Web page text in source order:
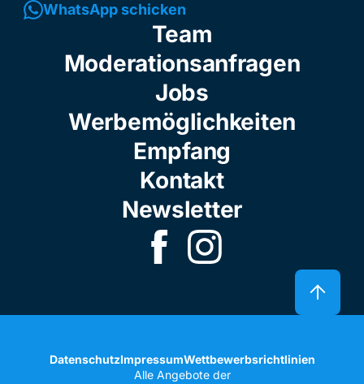
WhatsApp schicken
Team
Moderationsanfragen
Jobs
Werbemöglichkeiten
Empfang
Kontakt
Newsletter
DatenschutzImpressumWettbewerbsrichtlinien
Alle Angebote der